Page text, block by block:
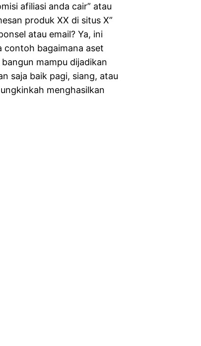
afiliasi anda cair” atau
produk XX di situs X”
atau email? Ya, ini
contoh bagaimana aset
mampu dijadikan
saja baik pagi, siang, atau
menghasilkan